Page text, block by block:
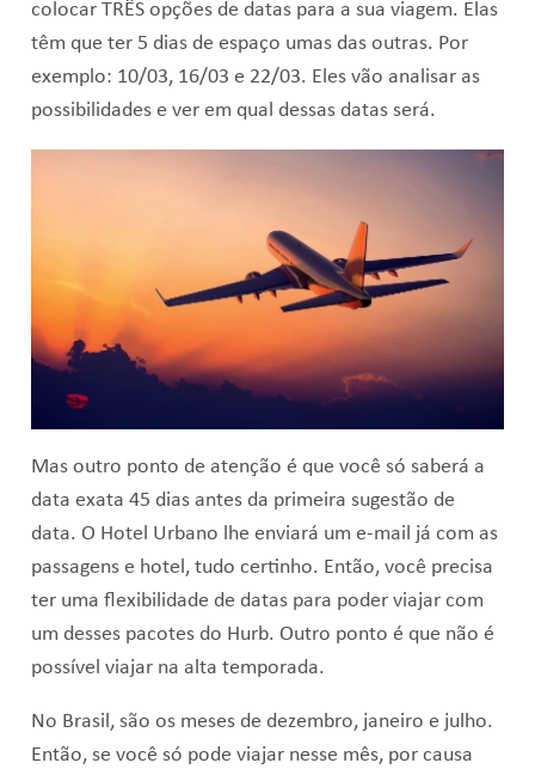
colocar TRÊS opções de datas para a sua viagem. Elas
têm que ter 5 dias de espaço umas das outras. Por
exemplo: 10/03, 16/03 e 22/03. Eles vão analisar as
possibilidades e ver em qual dessas datas será.
Mas outro ponto de atenção é que você só saberá a
data exata 45 dias antes da primeira sugestão de
data. O Hotel Urbano lhe enviará um e-mail já com as
passagens e hotel, tudo certinho. Então, você precisa
ter uma flexibilidade de datas para poder viajar com
um desses pacotes do Hurb. Outro ponto é que não é
possível viajar na alta temporada.
No Brasil, são os meses de dezembro, janeiro e julho.
Então, se você só pode viajar nesse mês, por causa